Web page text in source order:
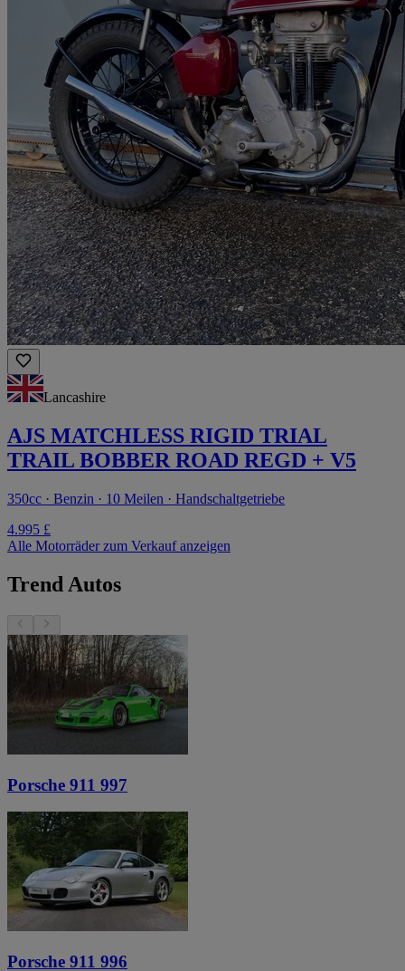
Lancashire
AJS MATCHLESS RIGID TRIAL
TRAIL BOBBER ROAD REGD + V5
350cc · Benzin · 10 Meilen · Handschaltgetriebe
4.995 £
Alle Motorräder zum Verkauf anzeigen
Trend Autos
Porsche 911 997
Porsche 911 996